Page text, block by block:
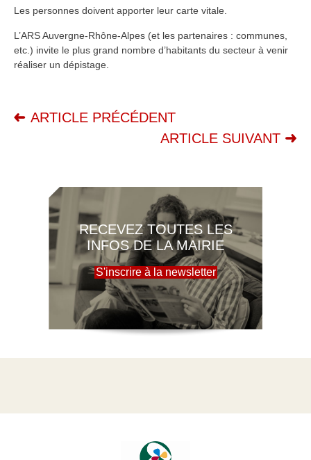
Les personnes doivent apporter leur carte vitale.
L’ARS Auvergne-Rhône-Alpes (et les partenaires : communes,
etc.) invite le plus grand nombre d’habitants du secteur à venir
réaliser un dépistage.
ARTICLE PRÉCÉDENT
ARTICLE SUIVANT
RECEVEZ TOUTES LES
INFOS DE LA MAIRIE
S'inscrire à la newsletter